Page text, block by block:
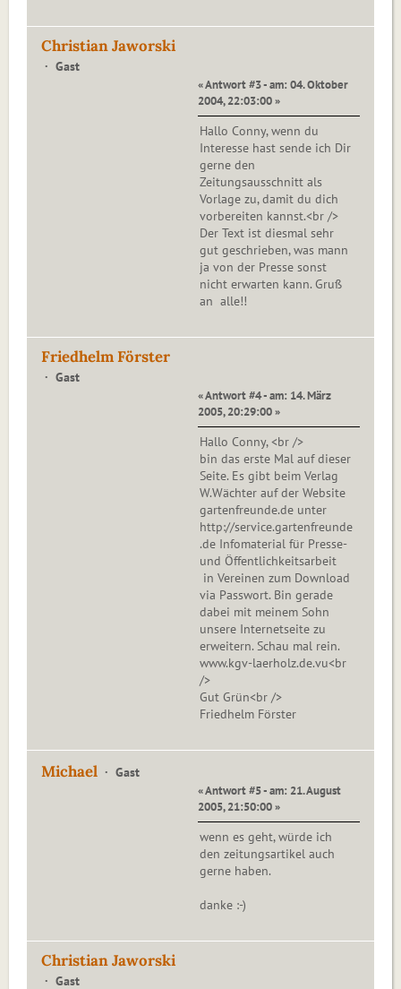
Christian Jaworski
Gast
« Antwort #3 - am: 04. Oktober
2004, 22:03:00 »
Hallo Conny, wenn du
Interesse hast sende ich Dir
gerne den
Zeitungsausschnitt als
Vorlage zu, damit du dich
vorbereiten kannst.<br />
Der Text ist diesmal sehr
gut geschrieben, was mann
ja von der Presse sonst
nicht erwarten kann. Gruß
an alle!!
Friedhelm Förster
Gast
« Antwort #4 - am: 14. März
2005, 20:29:00 »
Hallo Conny, <br />
bin das erste Mal auf dieser
Seite. Es gibt beim Verlag
W.Wächter auf der Website
gartenfreunde.de unter
http://service.gartenfreunde
.de Infomaterial für Presse-
und Öffentlichkeitsarbeit
in Vereinen zum Download
via Passwort. Bin gerade
dabei mit meinem Sohn
unsere Internetseite zu
erweitern. Schau mal rein.
www.kgv-laerholz.de.vu<br
/>
Gut Grün<br />
Friedhelm Förster
Michael Gast
« Antwort #5 - am: 21. August
2005, 21:50:00 »
wenn es geht, würde ich
den zeitungsartikel auch
gerne haben.
danke :-)
Christian Jaworski
Gast